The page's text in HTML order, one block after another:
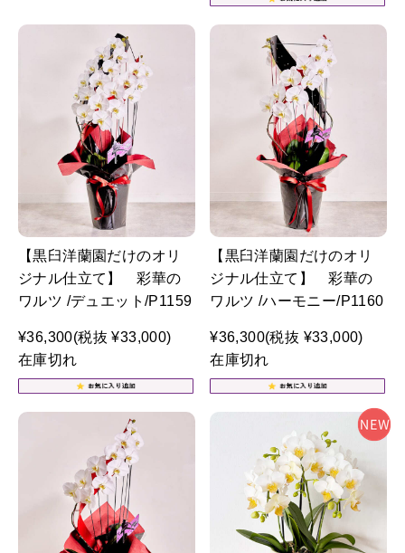
【黒臼洋蘭園だけのオリ
ジナル仕立て】 彩華の
ワルツ /デュエット/P1159
¥36,300(税抜 ¥33,000)
在庫切れ
【黒臼洋蘭園だけのオリ
ジナル仕立て】 彩華の
ワルツ /ハーモニー/P1160
¥36,300(税抜 ¥33,000)
在庫切れ